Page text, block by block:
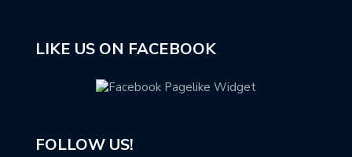
LIKE US ON FACEBOOK
FOLLOW US!